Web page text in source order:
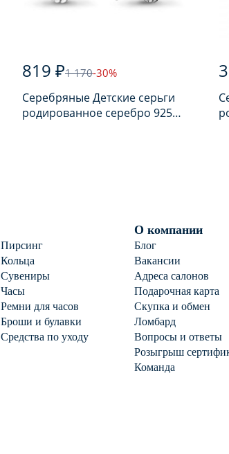
819 ₽1 170-30%
Серебряные Детские серьги
родированное серебро 925
Пирсинг
Кольца
Сувениры
Часы
Ремни для часов
Броши и булавки
Средства по уходу
О компании
Блог
Вакансии
Адреса салонов
Подарочная карта
Скупка и обмен
Ломбард
Вопросы и ответы
Розыгрыш
Команда